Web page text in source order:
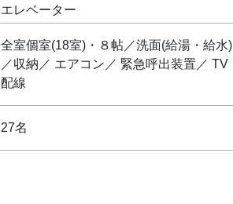
エレベーター
全室個室(18室)・８帖／洗面(給湯・給水)
／収納／ エアコン／ 緊急呼出装置／ TV
配線
27名